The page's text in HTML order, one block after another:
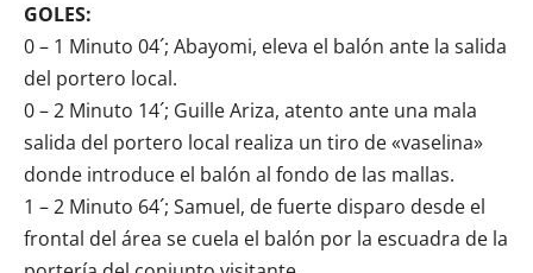
GOLES:
0 – 1 Minuto 04´; Abayomi, eleva el balón ante la salida
del portero local.
0 – 2 Minuto 14´; Guille Ariza, atento ante una mala
salida del portero local realiza un tiro de «vaselina»
donde introduce el balón al fondo de las mallas.
1 – 2 Minuto 64´; Samuel, de fuerte disparo desde el
frontal del área se cuela el balón por la escuadra de la